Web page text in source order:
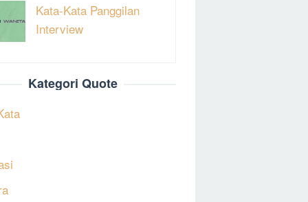
Kata-Kata Panggilan
Interview
Kategori Quote